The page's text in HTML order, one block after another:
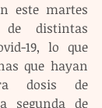
este martes
distintas
19, lo que
que hayan
dosis de
segunda de